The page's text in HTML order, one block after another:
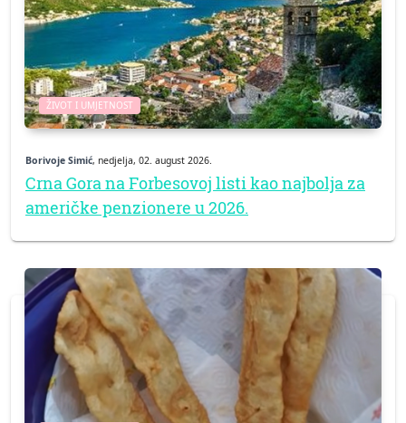
ŽIVOT I UMJETNOST
Borivoje Simić, nedjelja, 02. august 2026.
Crna Gora na Forbesovoj listi kao najbolja za
američke penzionere u 2026.